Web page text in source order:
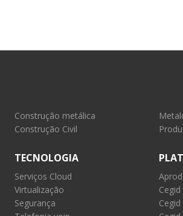
Construção metálica
Construção Civil
TECNOLOGIA
Serviços Cloud
Virtualização
Segurança
Aprod
Cegid